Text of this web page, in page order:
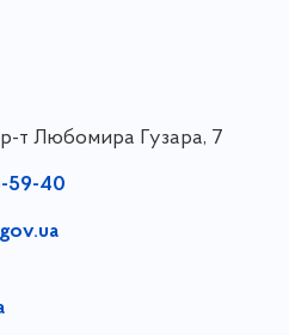
т Любомира Гузара, 7
59-40